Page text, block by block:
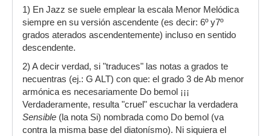
1) En Jazz se suele emplear la escala Menor Melódica
siempre en su versión ascendente (es decir: 6º y7º
grados aterados ascendentemente) incluso en sentido
descendente.
2) A decir verdad, si "traduces" las notas a grados te
necuentras (ej.: G ALT) con que: el grado 3 de Ab menor
armónica es necesariamente Do bemol ¡¡¡
Verdaderamente, resulta "cruel" escuchar la verdadera
Sensible (la nota Si) nombrada como Do bemol (va
contra la misma base del diatonísmo). Ni siquiera el